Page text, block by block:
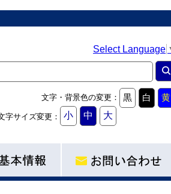
Select Language
黄
白
黒
文字・背景色の変更：
大
中
小
字サイズ変更：